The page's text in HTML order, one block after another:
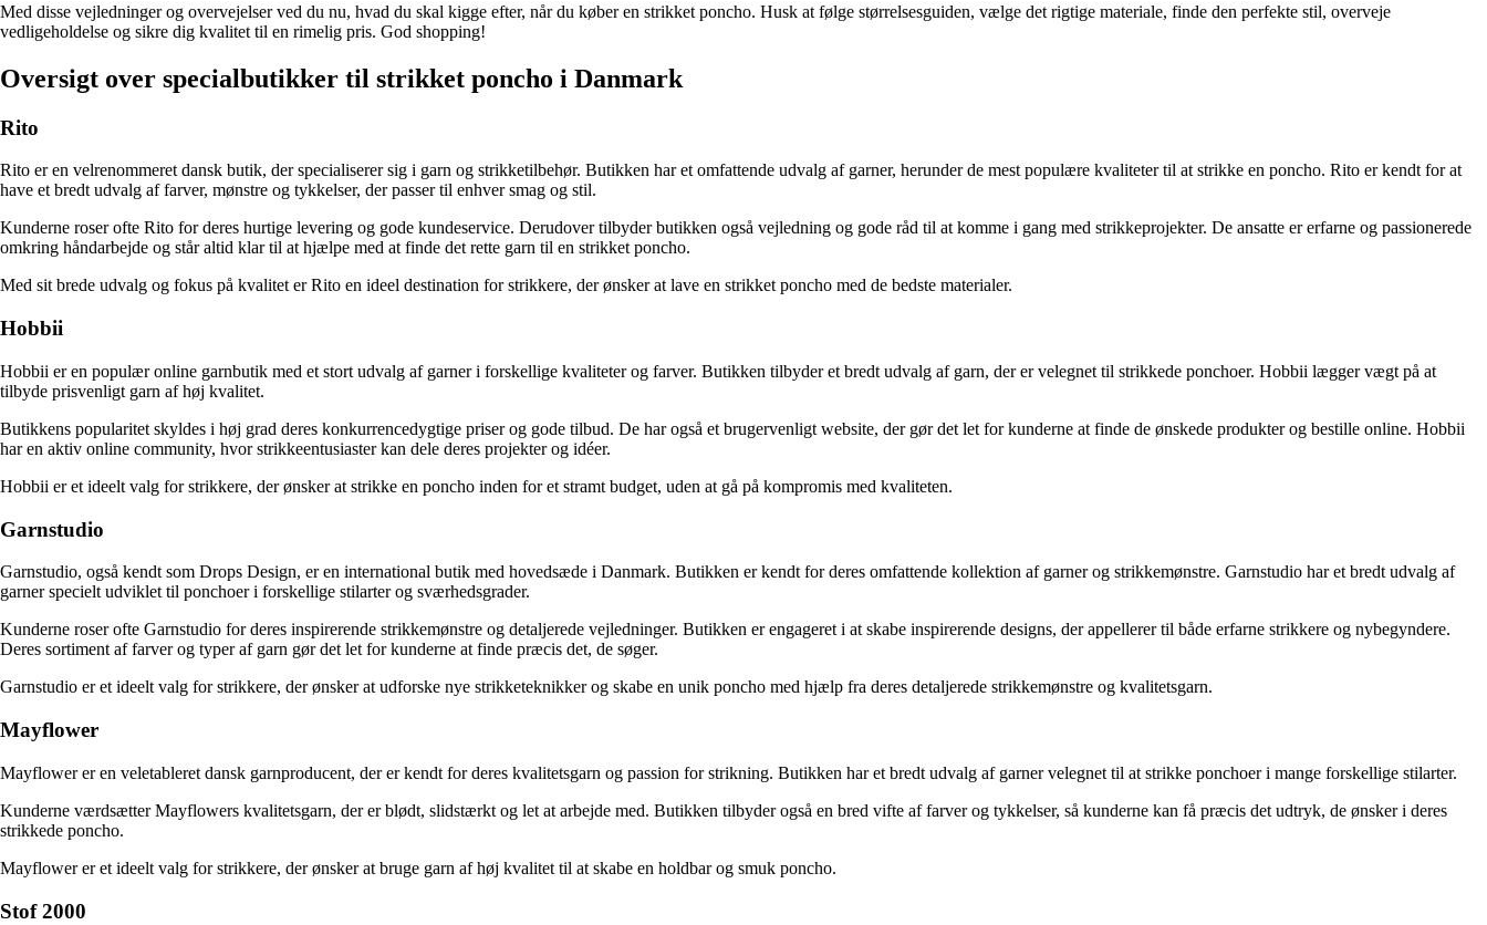
Med disse vejledninger og overvejelser ved du nu, hvad du skal kigge efter, når du køber en strikket poncho. Husk at følge størrelsesguiden, vælge det rigtige materiale, finde den perfekte stil, overveje
vedligeholdelse og sikre dig kvalitet til en rimelig pris. God shopping!
Oversigt over specialbutikker til strikket poncho i Danmark
Rito
Rito er en velrenommeret dansk butik, der specialiserer sig i garn og strikketilbehør. Butikken har et omfattende udvalg af garner, herunder de mest populære kvaliteter til at strikke en poncho. Rito er kendt for at
have et bredt udvalg af farver, mønstre og tykkelser, der passer til enhver smag og stil.
Kunderne roser ofte Rito for deres hurtige levering og gode kundeservice. Derudover tilbyder butikken også vejledning og gode råd til at komme i gang med strikkeprojekter. De ansatte er erfarne og passionerede
omkring håndarbejde og står altid klar til at hjælpe med at finde det rette garn til en strikket poncho.
Med sit brede udvalg og fokus på kvalitet er Rito en ideel destination for strikkere, der ønsker at lave en strikket poncho med de bedste materialer.
Hobbii
Hobbii er en populær online garnbutik med et stort udvalg af garner i forskellige kvaliteter og farver. Butikken tilbyder et bredt udvalg af garn, der er velegnet til strikkede ponchoer. Hobbii lægger vægt på at
tilbyde prisvenligt garn af høj kvalitet.
Butikkens popularitet skyldes i høj grad deres konkurrencedygtige priser og gode tilbud. De har også et brugervenligt website, der gør det let for kunderne at finde de ønskede produkter og bestille online. Hobbii
har en aktiv online community, hvor strikkeentusiaster kan dele deres projekter og idéer.
Hobbii er et ideelt valg for strikkere, der ønsker at strikke en poncho inden for et stramt budget, uden at gå på kompromis med kvaliteten.
Garnstudio
Garnstudio, også kendt som Drops Design, er en international butik med hovedsæde i Danmark. Butikken er kendt for deres omfattende kollektion af garner og strikkemønstre. Garnstudio har et bredt udvalg af
garner specielt udviklet til ponchoer i forskellige stilarter og sværhedsgrader.
Kunderne roser ofte Garnstudio for deres inspirerende strikkemønstre og detaljerede vejledninger. Butikken er engageret i at skabe inspirerende designs, der appellerer til både erfarne strikkere og nybegyndere.
Deres sortiment af farver og typer af garn gør det let for kunderne at finde præcis det, de søger.
Garnstudio er et ideelt valg for strikkere, der ønsker at udforske nye strikketeknikker og skabe en unik poncho med hjælp fra deres detaljerede strikkemønstre og kvalitetsgarn.
Mayflower
Mayflower er en veletableret dansk garnproducent, der er kendt for deres kvalitetsgarn og passion for strikning. Butikken har et bredt udvalg af garner velegnet til at strikke ponchoer i mange forskellige stilarter.
Kunderne værdsætter Mayflowers kvalitetsgarn, der er blødt, slidstærkt og let at arbejde med. Butikken tilbyder også en bred vifte af farver og tykkelser, så kunderne kan få præcis det udtryk, de ønsker i deres
strikkede poncho.
Mayflower er et ideelt valg for strikkere, der ønsker at bruge garn af høj kvalitet til at skabe en holdbar og smuk poncho.
Stof 2000